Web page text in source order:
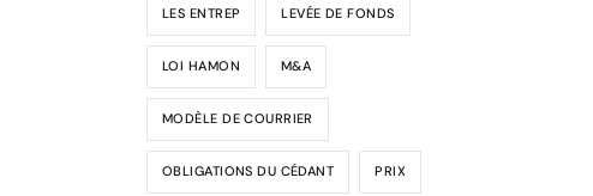
LES ENTREP LEVÉE DE FONDS
LOI HAMON M&A
MODÈLE DE COURRIER
OBLIGATIONS DU CÉDANT PRIX